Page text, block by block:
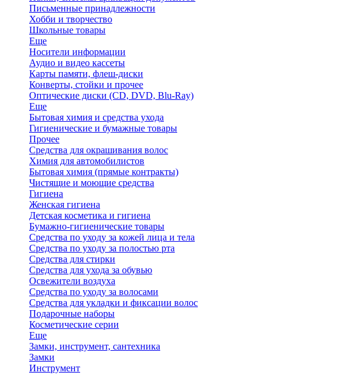
Письменные принадлежности
Хобби и творчество
Школьные товары
Еще
Носители информации
Аудио и видео кассеты
Карты памяти, флеш-диски
Конверты, стойки и прочее
Оптические диски (CD, DVD, Blu-Ray)
Еще
Бытовая химия и средства ухода
Гигиенические и бумажные товары
Прочее
Средства для окрашивания волос
Химия для автомобилистов
Бытовая химия (прямые контракты)
Чистящие и моющие средства
Гигиена
Женская гигиена
Детская косметика и гигиена
Бумажно-гигиенические товары
Средства по уходу за кожей лица и тела
Средства по уходу за полостью рта
Средства для стирки
Средства для ухода за обувью
Освежители воздуха
Средства по уходу за волосами
Средства для укладки и фиксации волос
Подарочные наборы
Косметические серии
Еще
Замки, инструмент, сантехника
Замки
Инструмент